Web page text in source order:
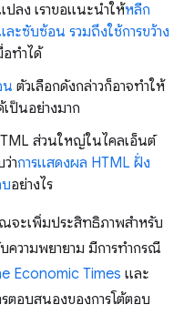
ลง เราขอแนะนำให้หลีก
ละซับซ้อน รวมถึงใช้การขว้าง
อทำได้
น ตัวเลือกดังกล่าวก็อาจทำให้
ป็นอย่างมาก
ส่วนใหญ่ในไคลเอ็นต์
าการแสดงผล HTML ฝั่ง
อย่างไร
จะเพิ่มประสิทธิภาพสำหรับ
ความพยายาม มีการทำกรณี
Economic Times และ
รตอบสนองของการโต้ตอบ